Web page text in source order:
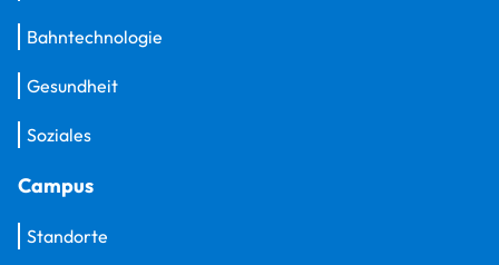
Bahntechnologie
Gesundheit
Soziales
Campus
Standorte